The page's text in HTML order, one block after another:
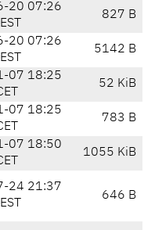
20 07:26
827 B
20 07:26
5142 B
07 18:25
52 KiB
07 18:25
783 B
07 18:50
1055 KiB
24 21:37
646 B